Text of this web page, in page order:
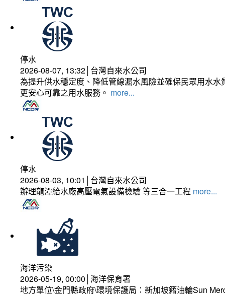
停水
2026-08-07, 13:32│台灣自來水公司
為提升供水穩定度、降低管線漏水風險並確保民眾用水
更安心可靠之用水服務。 more...
停水
2026-08-03, 10:01│台灣自來水公司
辦理龍潭給水廠高壓電氣設備檢驗 等三合一工程 more...
海洋污染
2026-05-19, 00:00│海洋保育署
地方單位\金門縣政府\環境保護局：新加坡籍油輪Sun